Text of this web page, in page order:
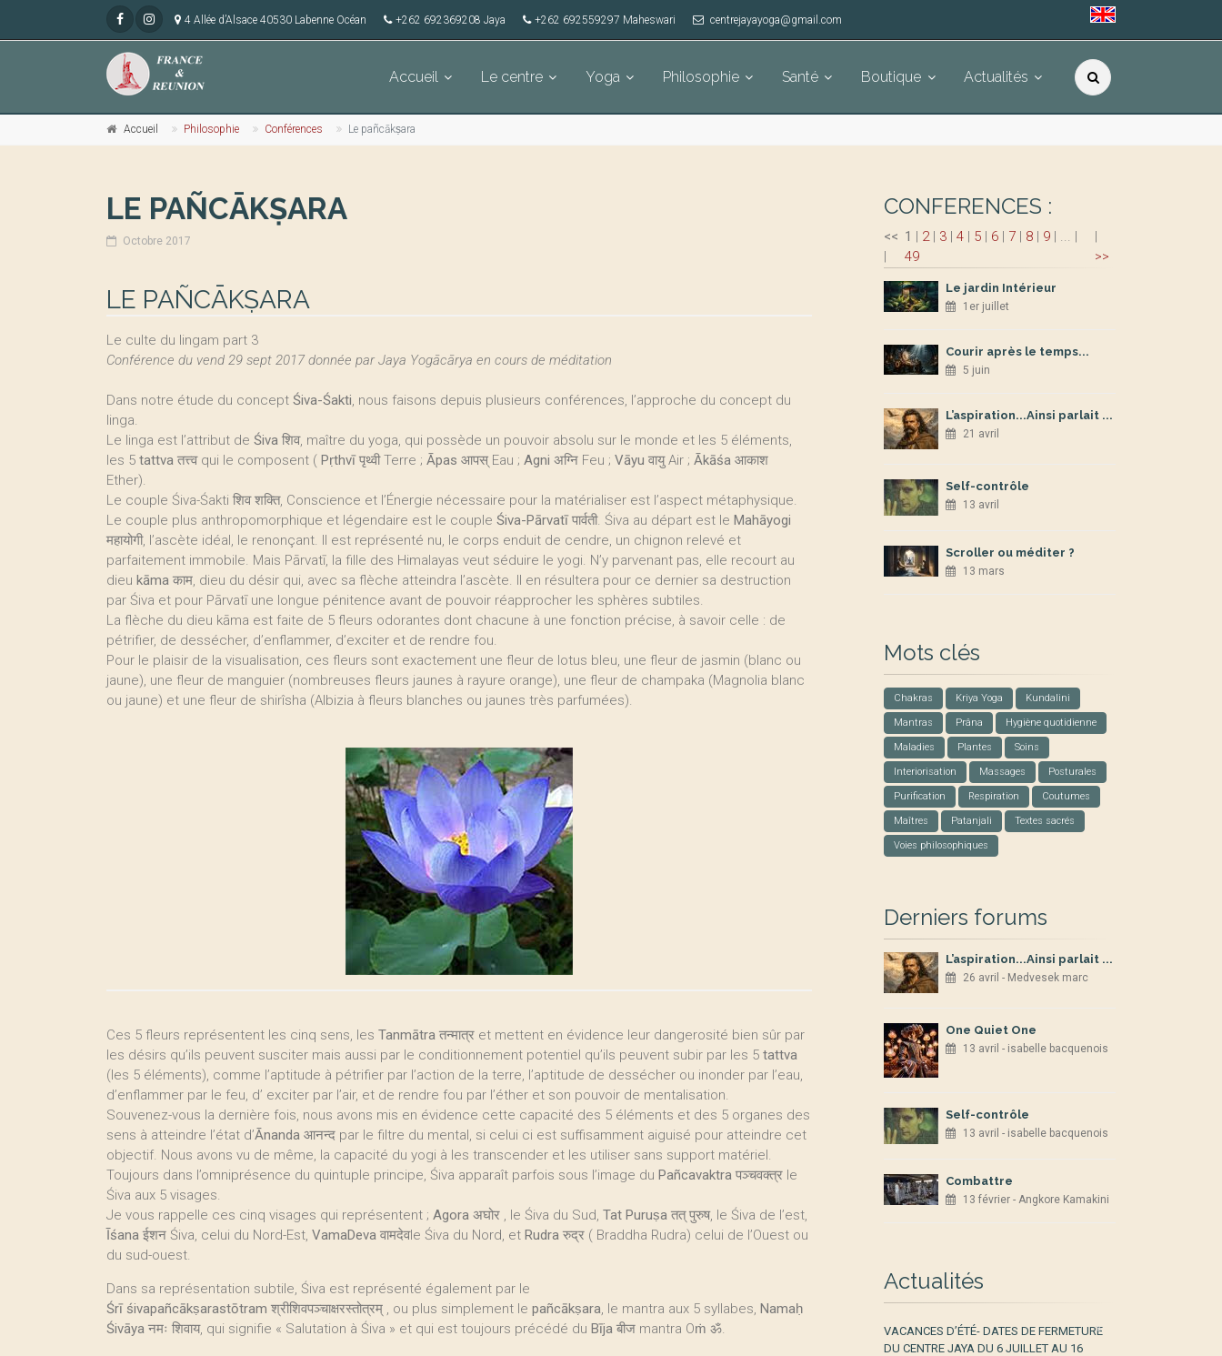
4 Allée d’Alsace 40530 Labenne Océan +262 692369208 Jaya +262 692559297 Maheswari centrejayayoga@gmail.com
Accueil Le centre Yoga Philosophie Santé Boutique Actualités
Accueil Philosophie Conférences Le pañcākṣara
LE PAÑCĀKṢARA
Octobre 2017
LE PAÑCĀKṢARA
Le culte du lingam part 3
Conférence du vend 29 sept 2017 donnée par Jaya Yogācārya en cours de méditation
Dans notre étude du concept Śiva-Śakti, nous faisons depuis plusieurs conférences, l’approche du concept du
linga.
Le linga est l’attribut de Śiva शिव, maître du yoga, qui possède un pouvoir absolu sur le monde et les 5 éléments,
les 5 tattva तत्त्व qui le composent ( Pṛthvīपृथ्वी Terre ; Āpas आपस् Eau ; Agni अग्नि Feu ; Vāyu वायु Air ; Ākāśa आकाश
Ether).
Le couple Śiva-Śakti शिव शक्ति, Conscience et l’Énergie nécessaire pour la matérialiser est l’aspect métaphysique.
Le couple plus anthropomorphique et légendaire est le couple Śiva-Pārvatīपार्वती. Śiva au départ est le Mahāyogi
महायोगी, l’ascète idéal, le renonçant. Il est représenté nu, le corps enduit de cendre, un chignon relevé et
parfaitement immobile. Mais Pārvatī, la fille des Himalayas veut séduire le yogi. N’y parvenant pas, elle recourt au
dieu kāma काम, dieu du désir qui, avec sa flèche atteindra l’ascète. Il en résultera pour ce dernier sa destruction
par Śiva et pour Pārvatī une longue pénitence avant de pouvoir réapprocher les sphères subtiles.
La flèche du dieu kāma est faite de 5 fleurs odorantes dont chacune à une fonction précise, à savoir celle : de
pétrifier, de dessécher, d’enflammer, d’exciter et de rendre fou.
Pour le plaisir de la visualisation, ces fleurs sont exactement une fleur de lotus bleu, une fleur de jasmin (blanc ou
jaune), une fleur de manguier (nombreuses fleurs jaunes à rayure orange), une fleur de champaka (Magnolia blanc
ou jaune) et une fleur de shirîsha (Albizia à fleurs blanches ou jaunes très parfumées).
Ces 5 fleurs représentent les cinq sens, les Tanmātra तन्मात्र et mettent en évidence leur dangerosité bien sûr par
les désirs qu’ils peuvent susciter mais aussi par le conditionnement potentiel qu’ils peuvent subir par les 5 tattva
(les 5 éléments), comme l’aptitude à pétrifier par l’action de la terre, l’aptitude de dessécher ou inonder par l’eau,
d’enflammer par le feu, d’ exciter par l’air, et de rendre fou par l’éther et son pouvoir de mentalisation.
Souvenez-vous la dernière fois, nous avons mis en évidence cette capacité des 5 éléments et des 5 organes des
sens à atteindre l’état d’Ānanda आनन्द par le filtre du mental, si celui ci est suffisamment aiguisé pour atteindre cet
objectif. Nous avons vu de même, la capacité du yogi à les transcender et les utiliser sans support matériel.
Toujours dans l’omniprésence du quintuple principe, Śiva apparaît parfois sous l’image du Pañcavaktra पञ्चवक्त्र le
Śiva aux 5 visages.
Je vous rappelle ces cinq visages qui représentent ; Agora अघोर​ , le Śiva du Sud, Tat Puruṣa तत् पुरुष, le Śiva de l’est,
Īśana ईशन Śiva, celui du Nord-Est, VamaDeva वामदेवle Śiva du Nord, et Rudra रुद्र ( Braddha Rudra) celui de l’Ouest ou
du sud-ouest.
Dans sa représentation subtile, Śiva est représenté également par le
Śrī śivapañcākṣarastōtram श्रीशिवपञ्चाक्षरस्तोत्रम् , ou plus simplement le pañcākṣara, le mantra aux 5 syllabes, Namaḥ
Śivāya नमः शिवाय, qui signifie « Salutation à Śiva » et qui est toujours précédé du Bīja बीज mantra Oṁ ॐ.
CONFERENCES :
<<
|
1 | 2| 3| 4| 5| 6| 7| 8| 9| ... |
49
|
>>
Le jardin Intérieur
1er juillet
Courir après le temps...
5 juin
L’aspiration...Ainsi parlait ...
21 avril
Self-contrôle
13 avril
Scroller ou méditer ?
13 mars
Mots clés
Chakras Kriya Yoga Kundalini
Mantras Prâna Hygiène quotidienne
Maladies Plantes Soins
Interiorisation Massages Posturales
Purification Respiration Coutumes
Maîtres Patanjali Textes sacrés
Voies philosophiques
Derniers forums
L’aspiration...Ainsi parlait ...
26 avril - Medvesek marc
One Quiet One
13 avril - isabelle bacquenois
Self-contrôle
13 avril - isabelle bacquenois
Combattre
13 février - Angkore Kamakini
Actualités
VACANCES D’ÉTÉ- DATES DE FERMETURE
DU CENTRE JAYA DU 6 JUILLET AU 16